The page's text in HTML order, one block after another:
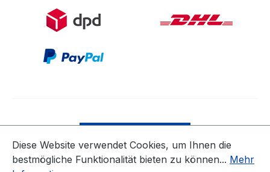
* Alle Preise inkl. gesetzl. Mehrwertsteuer zzgl.
Diese Website verwendet Cookies, um Ihnen die
bestmögliche Funktionalität bieten zu können... Mehr